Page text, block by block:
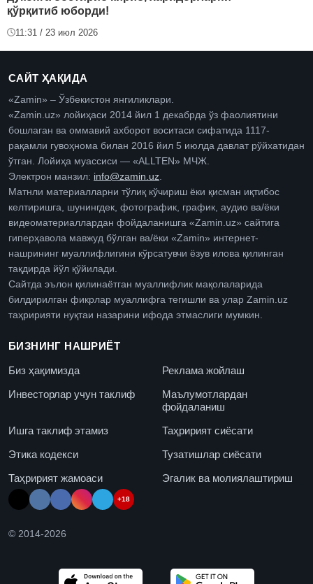
қўрқитиб юборди!
11:31 / 23 июл 2026
САЙТ ҲАҚИДА
«Zamin» – Ўзбекистон янгиликлари.
«Zamin.uz» лойиҳаси 2014 йил 1 декабрда ўз фаолиятини
бошлаган ва оммавий ахборот воситаси сифатида 1117-
рақамли гувоҳнома билан 2016 йил 5 июлда давлат рўйхатидан
ўтган. Лойиҳа муассиси — «ALLTEN» МЧЖ.
Электрон манзил: info@zamin.uz
Матнли материалларни тўлиқ кўчириш ёки қисман иқтибос
келтиришга, шунингдек, фотографик, график, аудио ва/ёки
видеоматериаллардан фойдаланишга «Zamin.uz» сайтига
гиперҳавола мавжуд бўлган ва/ёки «Zamin» интернет-
нашрининг муаллифлигини кўрсатувчи ёзув илова қилинган
тақдирда йўл қўйилади.
Сайтда эълон қилинаётган муаллифлик мақолаларида
билдирилган фикрлар муаллифга тегишли ва улар Zamin.uz
таҳририяти нуқтаи назарини ифода этмаслиги мумкин.
БИЗНИНГ НАШРИЁТ
Биз ҳақимизда
Реклама жойлаш
Инвесторлар учун таклиф
Маълумотлардан
фойдаланиш
Ишга таклиф этамиз
Таҳририят сиёсати
Этика кодекси
Тузатишлар сиёсати
Таҳририят жамоаси
Эгалик ва молиялаштириш
+18
© 2014-2026